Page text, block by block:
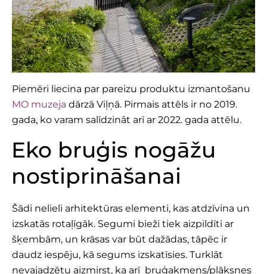
Piemēri liecina par pareizu produktu izmantošanu
MO muzeja dārzā Viļņā. Pirmais attēls ir no 2019.
gada, ko varam salīdzināt arī ar 2022. gada attēlu.
Eko bruģis nogāžu
nostiprināšanai
Šādi nelieli arhitektūras elementi, kas atdzīvina un
izskatās rotaļīgāk. Segumi bieži tiek aizpildīti ar
šķembām, un krāsas var būt dažādas, tāpēc ir
daudz iespēju, kā segums izskatīsies. Turklāt
nevajadzētu aizmirst, ka arī bruģakmens/plāksnes